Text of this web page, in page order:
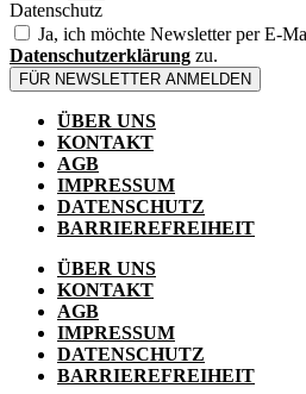
Datenschutz
Ja, ich möchte Newsletter per E-
Datenschutzerklärung zu.
FÜR NEWSLETTER ANMELDEN
ÜBER UNS
KONTAKT
AGB
IMPRESSUM
DATENSCHUTZ
BARRIEREFREIHEIT
ÜBER UNS
KONTAKT
AGB
IMPRESSUM
DATENSCHUTZ
BARRIEREFREIHEIT